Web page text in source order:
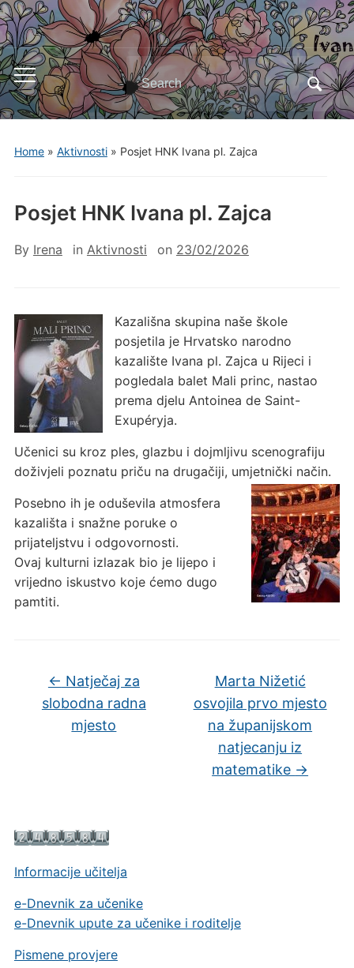
Toggle
mobile
menu
Search
for:
Home» Aktivnosti» Posjet HNK Ivana pl. Zajca
Informacije učitelja
e-Dnevnik za učenike
e-Dnevnik upute za učenike i roditelje
Pismene provjere
Posjet HNK Ivana pl. Zajca
By Irena in Aktivnosti on 23/02/2026
Kazališna skupina naše škole
posjetila je Hrvatsko narodno
kazalište Ivana pl. Zajca u Rijeci i
pogledala balet Mali princ, nastao
prema djelu Antoinea de Saint-
Exupéryja.
Učenici su kroz ples, glazbu i dojmljivu scenografiju
doživjeli poznatu priču na drugačiji, umjetnički način.
Posebno ih je oduševila atmosfera
kazališta i snažne poruke o
prijateljstvu i odgovornosti.
Ovaj kulturni izlazak bio je lijepo i
vrijedno iskustvo koje ćemo dugo
pamtiti.
← Natječaj za
slobodna radna
mjesto
Marta Nižetić
osvojila prvo mjesto
na županijskom
natjecanju iz
matematike →